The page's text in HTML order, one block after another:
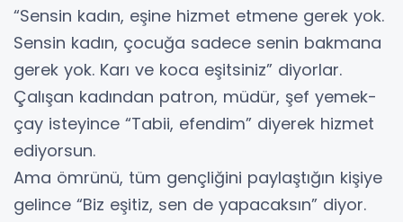
“Sensin kadın, eşine hizmet etmene gerek yok.
Sensin kadın, çocuğa sadece senin bakmana
gerek yok. Karı ve koca eşitsiniz” diyorlar.
Çalışan kadından patron, müdür, şef yemek-
çay isteyince “Tabii, efendim” diyerek hizmet
ediyorsun.
Ama ömrünü, tüm gençliğini paylaştığın kişiye
gelince “Biz eşitiz, sen de yapacaksın” diyor.